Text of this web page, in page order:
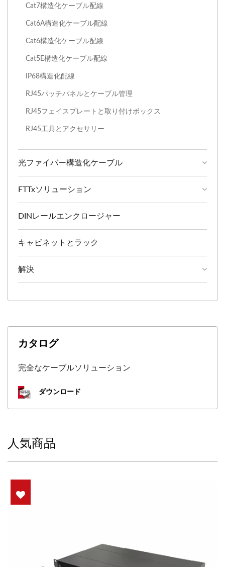
Cat7構造化ケーブル配線
Cat6A構造化ケーブル配線
Cat6構造化ケーブル配線
Cat5E構造化ケーブル配線
IP68構造化配線
RJ45パッチパネルとケーブル管理
RJ45フェイスプレートと取り付けボックス
RJ45工具とアクセサリー
光ファイバー構造化ケーブル
FTTxソリューション
DINレールエンクロージャー
キャビネットとラック
解決
カタログ
完全なケーブルソリューション
ダウンロード
人気商品